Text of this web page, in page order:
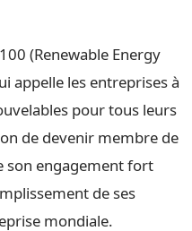
(Renewable Energy
appelle les entreprises à
pour tous leurs
de devenir membre de
son engagement fort
de ses
mondiale.